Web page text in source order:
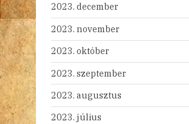
2023. december
2023. november
2023. október
2023. szeptember
2023. augusztus
2023. július